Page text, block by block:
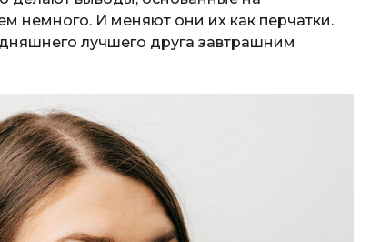
немного. И меняют они их как перчатки.
лучшего друга завтрашним